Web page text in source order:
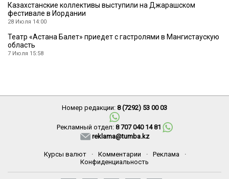
Казахстанские коллективы выступили на Джарашском
фестивале в Иордании
28 Июля 14:00
Театр «Астана Балет» приедет с гастролями в Мангистаускую
область
7 Июля 15:58
Номер редакции: 8 (7292) 53 00 03
Рекламный отдел: 8 707 040 14 81
reklama@tumba.kz
Курсы валют · Комментарии · Реклама
·
Конфиденциальность